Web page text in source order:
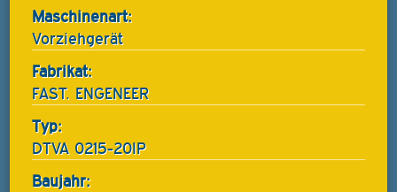
Maschinenart:
Vorziehgerät
Fabrikat:
FAST. ENGENEER
Typ:
DTVA 0215-20IP
Baujahr: